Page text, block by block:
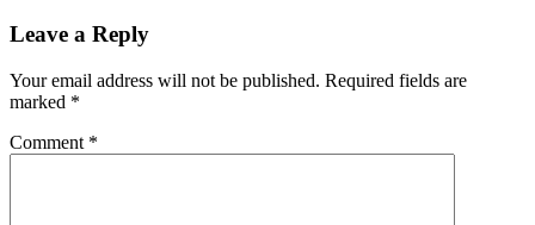
Leave a Reply
Your email address will not be published. Required fields are
marked *
Comment *